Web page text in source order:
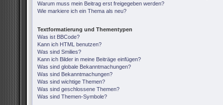
Warum muss mein Beitrag erst freigegeben werden?
Wie markiere ich ein Thema als neu?
Textformatierung und Thementypen
Was ist BBCode?
Kann ich HTML benutzen?
Was sind Smilies?
Kann ich Bilder in meine Beiträge einfügen?
Was sind globale Bekanntmachungen?
Was sind Bekanntmachungen?
Was sind wichtige Themen?
Was sind geschlossene Themen?
Was sind Themen-Symbole?